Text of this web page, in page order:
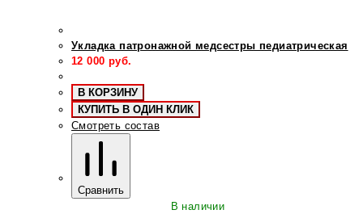
Укладка патронажной медсестры педиатрическая
12 000 руб.
В КОРЗИНУ
КУПИТЬ В ОДИН КЛИК
Смотреть состав
Сравнить
В наличии